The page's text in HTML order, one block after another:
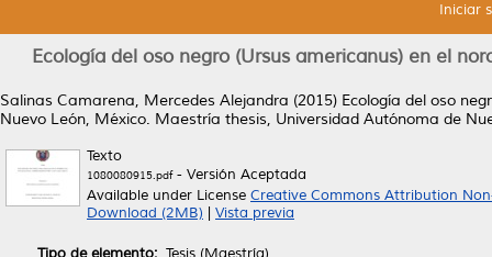
Iniciar
Ecología del oso negro (Ursus americanus) en el
Salinas Camarena, Mercedes Alejandra (2015) Ecología del oso
Nuevo León, México. Maestría thesis, Universidad Autónoma de
Texto
1080080915.pdf- Versión Aceptada
Available under License Creative Commons Attribution
Download (2MB)
Vista previa
Tipo de elemento: Tesis (Maestría)